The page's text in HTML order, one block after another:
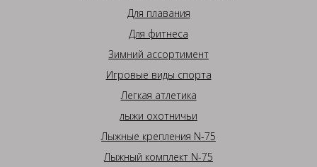
Для плавания
Для фитнеса
Зимний ассортимент
Игровые виды спорта
Легкая атлетика
лыжи охотничьи
Лыжные крепления N-75
Лыжный комплект N-75